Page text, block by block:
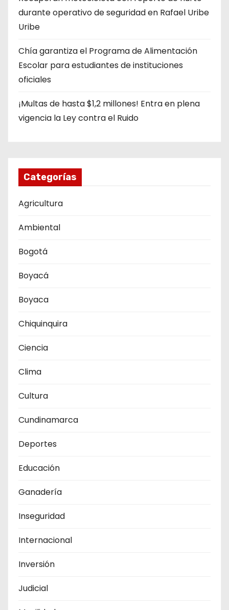
durante operativo de seguridad en Rafael Uribe
Uribe
Chía garantiza el Programa de Alimentación
Escolar para estudiantes de instituciones
oficiales
¡Multas de hasta $1,2 millones! Entra en plena
vigencia la Ley contra el Ruido
Categorías
Agricultura
Ambiental
Bogotá
Boyacá
Boyaca
Chiquinquira
Ciencia
Clima
Cultura
Cundinamarca
Deportes
Educación
Ganadería
Inseguridad
Internacional
Inversión
Judicial